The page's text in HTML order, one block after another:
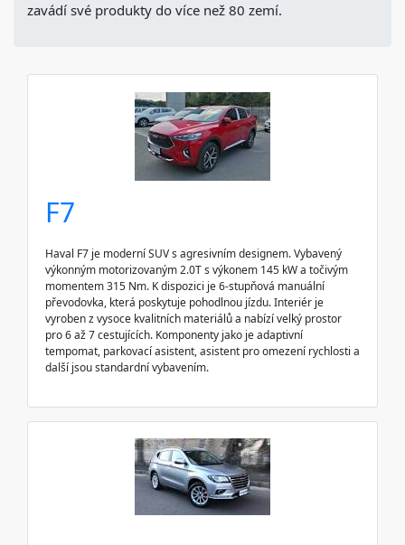
zavádí své produkty do více než 80 zemí.
F7
Haval F7 je moderní SUV s agresivním designem. Vybavený
výkonným motorizovaným 2.0T s výkonem 145 kW a točivým
momentem 315 Nm. K dispozici je 6-stupňová manuální
převodovka, která poskytuje pohodlnou jízdu. Interiér je
vyroben z vysoce kvalitních materiálů a nabízí velký prostor
pro 6 až 7 cestujících. Komponenty jako je adaptivní
tempomat, parkovací asistent, asistent pro omezení rychlosti a
další jsou standardní vybavením.